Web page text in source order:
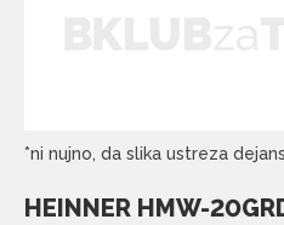
*ni nujno, da slika ustreza
HEINNER HMW-